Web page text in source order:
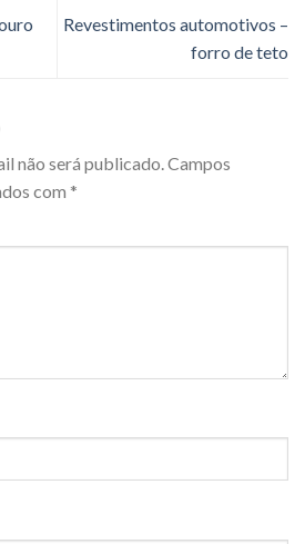
Revestimentos automotivos –
forro de teto
não será publicado.Campos
com *